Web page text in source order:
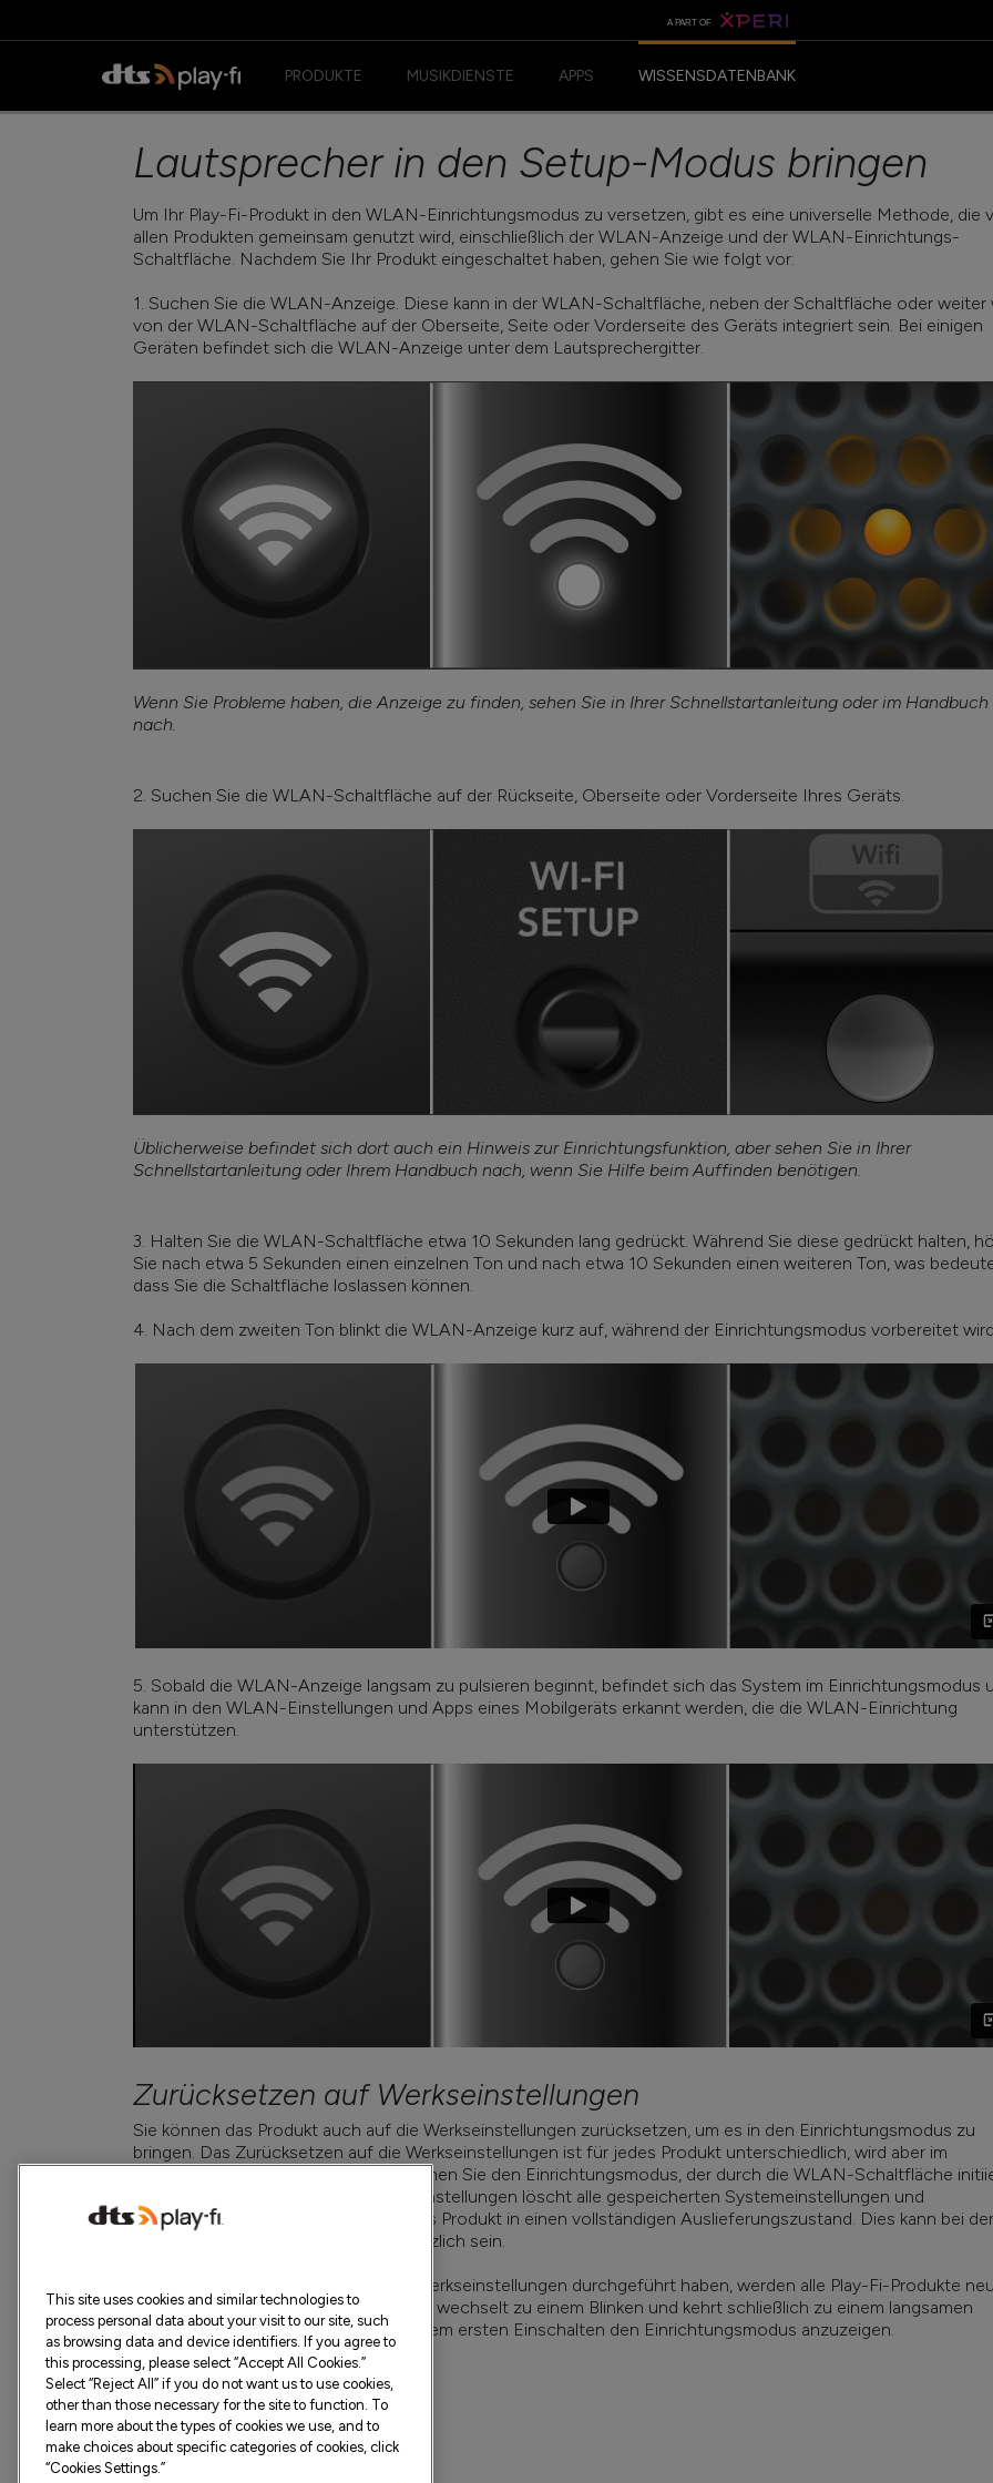
A PART OF
PRODUKTE MUSIKDIENSTE APPS
ANDROID-APP
IOS-APP
WISSENSDATENBANK
Lautsprecher in den Setup-Modus bringen
Um Ihr Play-Fi-Produkt in den WLAN-Einrichtungsmodus zu versetzen, gibt es eine universelle Methode, die
allen Produkten gemeinsam genutzt wird, einschließlich der WLAN-Anzeige und der WLAN-Einrichtungs-
Schaltfläche. Nachdem Sie Ihr Produkt eingeschaltet haben, gehen Sie wie folgt vor:
1. Suchen Sie die WLAN-Anzeige. Diese kann in der WLAN-Schaltfläche, neben der Schaltfläche oder weiter
von der WLAN-Schaltfläche auf der Oberseite, Seite oder Vorderseite des Geräts integriert sein. Bei einigen
Geräten befindet sich die WLAN-Anzeige unter dem Lautsprechergitter.
Wenn Sie Probleme haben, die Anzeige zu finden, sehen Sie in Ihrer Schnellstartanleitung oder im Handbuch
nach.
2. Suchen Sie die WLAN-Schaltfläche auf der Rückseite, Oberseite oder Vorderseite Ihres Geräts.
Üblicherweise befindet sich dort auch ein Hinweis zur Einrichtungsfunktion, aber sehen Sie in Ihrer
Schnellstartanleitung oder Ihrem Handbuch nach, wenn Sie Hilfe beim Auffinden benötigen.
3. Halten Sie die WLAN-Schaltfläche etwa 10 Sekunden lang gedrückt. Während Sie diese gedrückt halten,
Sie nach etwa 5 Sekunden einen einzelnen Ton und nach etwa 10 Sekunden einen weiteren Ton, was
dass Sie die Schaltfläche loslassen können.
4. Nach dem zweiten Ton blinkt die WLAN-Anzeige kurz auf, während der Einrichtungsmodus vorbereitet
5. Sobald die WLAN-Anzeige langsam zu pulsieren beginnt, befindet sich das System im Einrichtungsmodus
kann in den WLAN-Einstellungen und Apps eines Mobilgeräts erkannt werden, die die WLAN-Einrichtung
unterstützen.
Zurücksetzen auf Werkseinstellungen
Sie können das Produkt auch auf die Werkseinstellungen zurücksetzen, um es in den Einrichtungsmodus zu
bringen. Das Zurücksetzen auf die Werkseinstellungen ist für jedes Produkt unterschiedlich, wird aber im
Benutzerhandbuch beschrieben. Trennen Sie den Einrichtungsmodus, der durch die WLAN-Schaltfläche
wurde; das Zurücksetzen auf Werkseinstellungen löscht alle gespeicherten Systemeinstellungen und
gespeicherten Daten und versetzt das Produkt in einen vollständigen Auslieferungszustand. Dies kann bei der
Fehlersuche oder einem Neustart nützlich sein.
Nachdem Sie ein Zurücksetzen auf Werkseinstellungen durchgeführt haben, werden alle Play-Fi-Produkte
gestartet, die WLAN-Anzeige erlischt, wechselt zu einem Blinken und kehrt schließlich zu einem langsamen
Pulsieren zurück, um damit wie nach dem ersten Einschalten den Einrichtungsmodus anzuzeigen.
This site uses cookies and similar technologies to
process personal data about your visit to our site, such
as browsing data and device identifiers. If you agree to
this processing, please select “Accept All Cookies.”
Select “Reject All” if you do not want us to use cookies,
other than those necessary for the site to function. To
learn more about the types of cookies we use, and to
make choices about specific categories of cookies, click
“Cookies Settings.”